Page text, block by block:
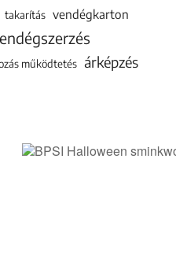
takarítás vendégkarton
működtetés árképzés